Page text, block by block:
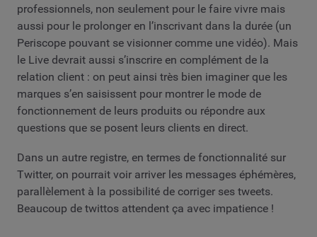
professionnels, non seulement pour le faire vivre mais
aussi pour le prolonger en l’inscrivant dans la durée (un
Periscope pouvant se visionner comme une vidéo). Mais
le Live devrait aussi s’inscrire en complément de la
relation client : on peut ainsi très bien imaginer que les
marques s’en saisissent pour montrer le mode de
fonctionnement de leurs produits ou répondre aux
questions que se posent leurs clients en direct.
Dans un autre registre, en termes de fonctionnalité sur
Twitter, on pourrait voir arriver les messages éphémères,
parallèlement à la possibilité de corriger ses tweets.
Beaucoup de twittos attendent ça avec impatience !